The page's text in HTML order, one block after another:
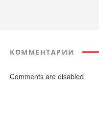
КОММЕНТАРИИ
Comments are disabled